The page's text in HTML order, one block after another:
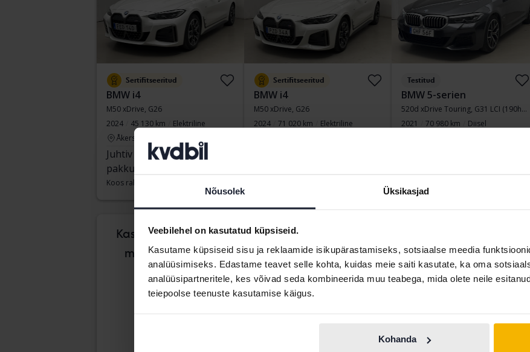
Nõusolek Üksikasjad
Veebilehel on kasutatud küpsiseid.
Kasutame küpsiseid sisu ja reklaamide isikupärastamiseks, sotsiaalse meedia
analüüsimiseks. Edastame teavet selle kohta, kuidas meie saiti kasutate, ka oma
analüüsipartneritele, kes võivad seda kombineerida muu teabega, mida olete neile
teiepoolse teenuste kasutamise käigus.
Kohanda
Sertifitseeritud
BMW i4
M50 xDrive, G26
2024
45 130 km
Elektriline
Åkersberga (Runö)
Juhtiv
pakkumine:
263 000
Koos rahastamisega
Sertifitseeritud
BMW i4
M50 xDrive, G26
2024
71 020 km
Elektriline
Testitud
BMW 5-serien
520d xDrive Touring, G31 LCI (190hk+11hk)
2021
70 980 km
Diisel
Kas on raske teada,
milline auto sulle
sobib?
BMW X4